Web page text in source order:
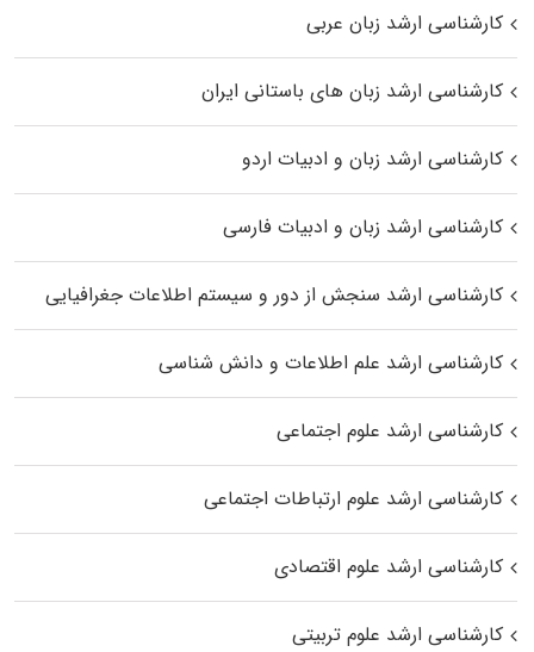
کارشناسی ارشد زبان عربی
کارشناسی ارشد زبان‌ های باستانی ایران
کارشناسی ارشد زبان و ادبیات اردو
کارشناسی ارشد زبان و ادبیات فارسی
کارشناسی ارشد سنجش از دور و سیستم اطلاعات جغرافیایی
کارشناسی ارشد علم اطلاعات و دانش شناسی
کارشناسی ارشد علوم اجتماعی
کارشناسی ارشد علوم ارتباطات اجتماعی
کارشناسی ارشد علوم اقتصادی
کارشناسی ارشد علوم تربیتی